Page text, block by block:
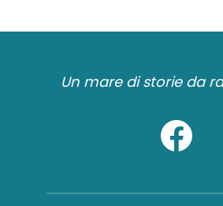
Un mare di storie da